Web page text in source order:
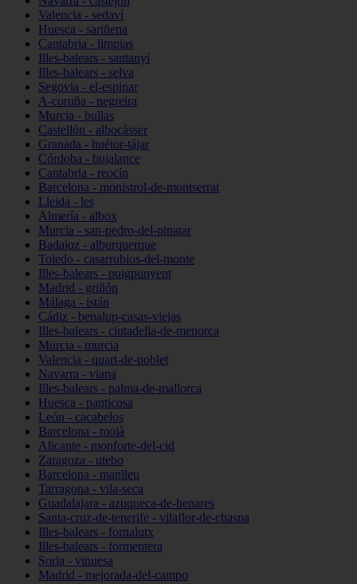
Valencia - sedaví
Huesca - sariñena
Cantabria - limpias
Illes-balears - santanyí
Illes-balears - selva
Segovia - el-espinar
A-coruña - negreira
Murcia - bullas
Castellón - albocàsser
Granada - huétor-tájar
Córdoba - bujalance
Cantabria - reocín
Barcelona - monistrol-de-montserrat
Lleida - les
Almería - albox
Murcia - san-pedro-del-pinatar
Badajoz - alburquerque
Toledo - casarrubios-del-monte
Illes-balears - puigpunyent
Madrid - griñón
Málaga - istán
Cádiz - benalup-casas-viejas
Illes-balears - ciutadella-de-menorca
Murcia - murcia
Valencia - quart-de-poblet
Navarra - viana
Illes-balears - palma-de-mallorca
Huesca - panticosa
León - cacabelos
Barcelona - moià
Alicante - monforte-del-cid
Zaragoza - utebo
Barcelona - manlleu
Tarragona - vila-seca
Guadalajara - azuqueca-de-henares
Santa-cruz-de-tenerife - vilaflor-de-chasna
Illes-balears - fornalutx
Illes-balears - formentera
Soria - vinuesa
Madrid - mejorada-del-campo